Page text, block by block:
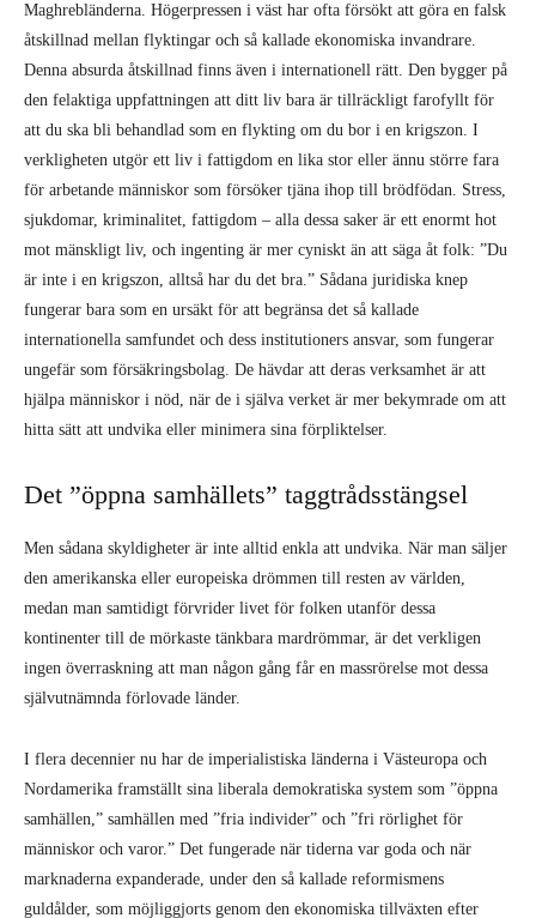
Maghrebländerna. Högerpressen i väst har ofta försökt att göra en falsk
åtskillnad mellan flyktingar och så kallade ekonomiska invandrare.
Denna absurda åtskillnad finns även i internationell rätt. Den bygger på
den felaktiga uppfattningen att ditt liv bara är tillräckligt farofyllt för
att du ska bli behandlad som en flykting om du bor i en krigszon. I
verkligheten utgör ett liv i fattigdom en lika stor eller ännu större fara
för arbetande människor som försöker tjäna ihop till brödfödan. Stress,
sjukdomar, kriminalitet, fattigdom – alla dessa saker är ett enormt hot
mot mänskligt liv, och ingenting är mer cyniskt än att säga åt folk: ”Du
är inte i en krigszon, alltså har du det bra.” Sådana juridiska knep
fungerar bara som en ursäkt för att begränsa det så kallade
internationella samfundet och dess institutioners ansvar, som fungerar
ungefär som försäkringsbolag. De hävdar att deras verksamhet är att
hjälpa människor i nöd, när de i själva verket är mer bekymrade om att
hitta sätt att undvika eller minimera sina förpliktelser.
Det ”öppna samhällets” taggtrådsstängsel
Men sådana skyldigheter är inte alltid enkla att undvika. När man säljer
den amerikanska eller europeiska drömmen till resten av världen,
medan man samtidigt förvrider livet för folken utanför dessa
kontinenter till de mörkaste tänkbara mardrömmar, är det verkligen
ingen överraskning att man någon gång får en massrörelse mot dessa
självutnämnda förlovade länder.
I flera decennier nu har de imperialistiska länderna i Västeuropa och
Nordamerika framställt sina liberala demokratiska system som ”öppna
samhällen,” samhällen med ”fria individer” och ”fri rörlighet för
människor och varor.” Det fungerade när tiderna var goda och när
marknaderna expanderade, under den så kallade reformismens
guldålder, som möjliggjorts genom den ekonomiska tillväxten efter